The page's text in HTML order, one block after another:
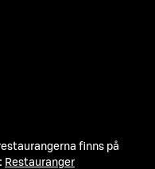
finns på
Restauranger